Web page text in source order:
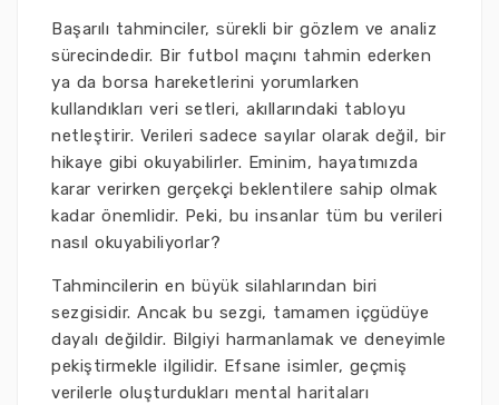
Başarılı tahminciler, sürekli bir gözlem ve analiz
sürecindedir. Bir futbol maçını tahmin ederken
ya da borsa hareketlerini yorumlarken
kullandıkları veri setleri, akıllarındaki tabloyu
netleştirir. Verileri sadece sayılar olarak değil, bir
hikaye gibi okuyabilirler. Eminim, hayatımızda
karar verirken gerçekçi beklentilere sahip olmak
kadar önemlidir. Peki, bu insanlar tüm bu verileri
nasıl okuyabiliyorlar?
Tahmincilerin en büyük silahlarından biri
sezgisidir. Ancak bu sezgi, tamamen içgüdüye
dayalı değildir. Bilgiyi harmanlamak ve deneyimle
pekiştirmekle ilgilidir. Efsane isimler, geçmiş
verilerle oluşturdukları mental haritaları